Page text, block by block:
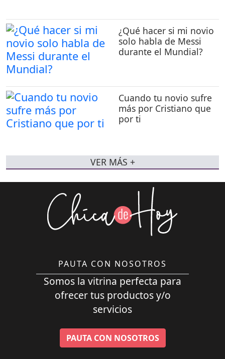
¿Qué hacer si mi novio
solo habla de Messi
durante el Mundial?
Cuando tu novio sufre
más por Cristiano que
por ti
VER MÁS +
PAUTA CON NOSOTROS
Somos la vitrina perfecta para
ofrecer tus productos y/o
servicios
PAUTA CON NOSOTROS